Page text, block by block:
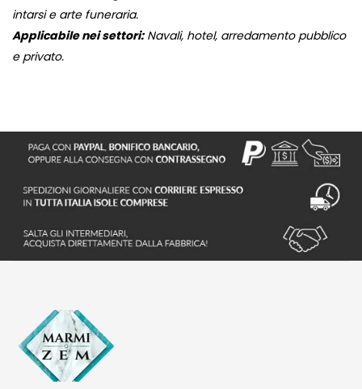
intarsi e arte funeraria.
Applicabile nei settori:Navali, hotel, arredamento pubblico
e privato.